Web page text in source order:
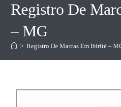
Registro De
– MG
> Registro De Marcas Em Ibirité –